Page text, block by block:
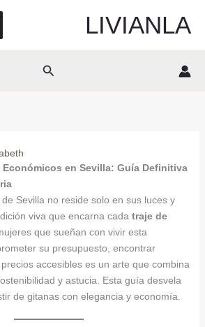
LIVIANLA
Search
Económicos en Sevilla: Guía Definitiva
Sevilla no reside solo en sus luces y
viva que encarna cada traje de
que sueñan con vivir esta
su presupuesto, encontrar
accesibles es un arte que combina
y astucia. Esta guía desvela
de gitanas con elegancia y economía.